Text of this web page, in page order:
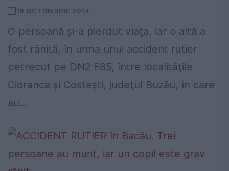
16 OCTOMBRIE 2014
O persoană şi-a pierdut viaţa, iar o altă a
fost rănită, în urma unui accident rutier
petrecut pe DN2 E85, între localităţile
Cioranca şi Costeşti, judeţul Buzău, în care
au...